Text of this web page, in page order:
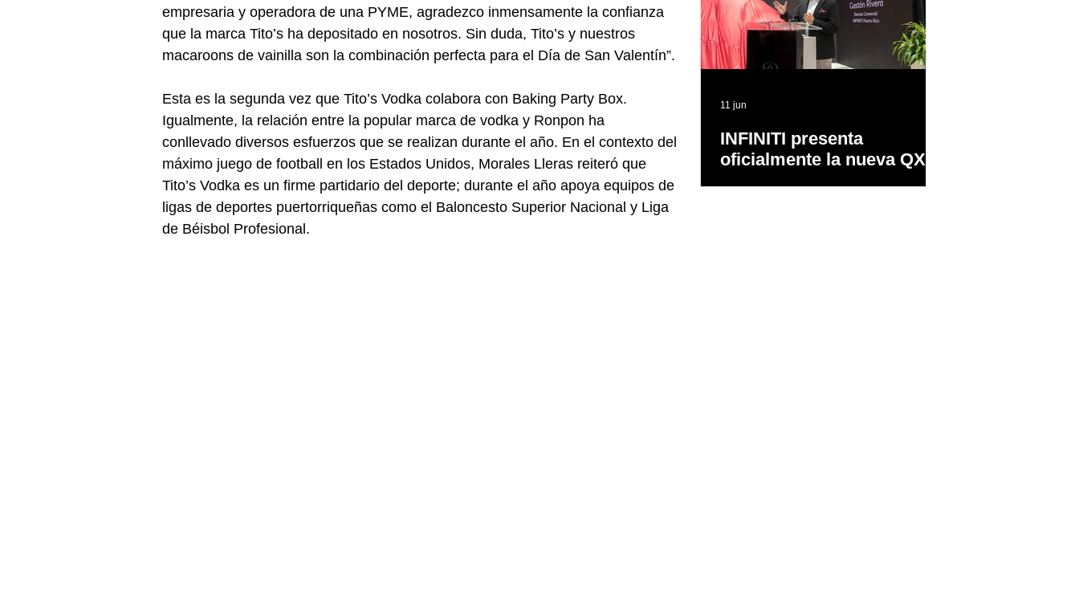
empresaria y operadora de una PYME, agradezco inmensamente la confianza
que la marca Tito’s ha depositado en nosotros. Sin duda, Tito’s y nuestros
macaroons de vainilla son la combinación perfecta para el Día de San Valentín”.
Esta es la segunda vez que Tito’s Vodka colabora con Baking Party Box.
Igualmente, la relación entre la popular marca de vodka y Ronpon ha
conllevado diversos esfuerzos que se realizan durante el año. En el contexto del
máximo juego de football en los Estados Unidos, Morales Lleras reiteró que
Tito’s Vodka es un firme partidario del deporte; durante el año apoya equipos de
ligas de deportes puertorriqueñas como el Baloncesto Superior Nacional y Liga
de Béisbol Profesional.
INFINITI presenta
oficialmente la nueva QX65
11 jun